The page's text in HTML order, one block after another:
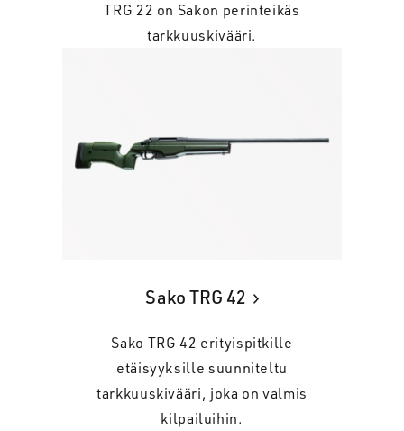
TRG 22 on Sakon perinteikäs
tarkkuuskivääri.
Sako TRG 42
Sako TRG 42 erityispitkille
etäisyyksille suunniteltu
tarkkuuskivääri, joka on valmis
kilpailuihin.